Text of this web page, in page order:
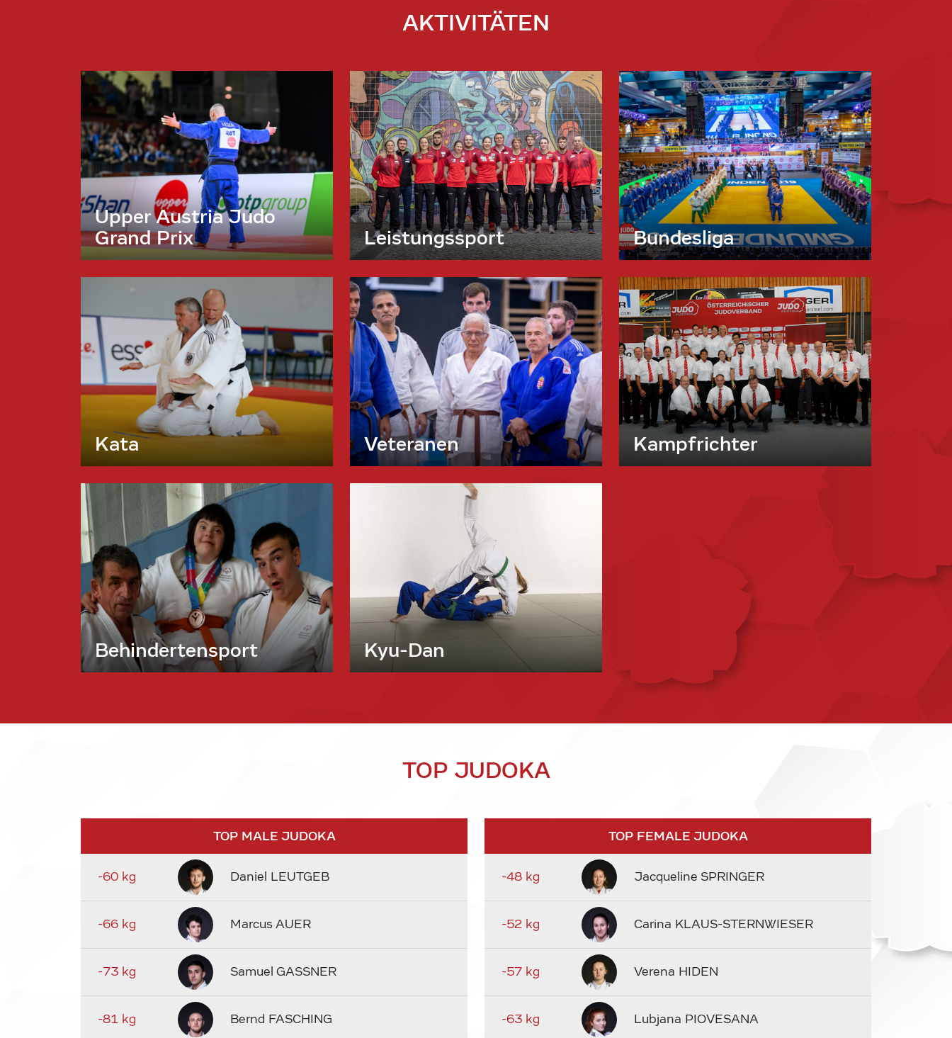
AKTIVITÄTEN
Upper Austria Judo
Grand Prix
Leistungssport Bundesliga
Kata Veteranen Kampfrichter
Behindertensport Kyu-Dan
TOP JUDOKA
TOP MALE JUDOKA
-60 kg Daniel LEUTGEB
-66 kg Marcus AUER
-73 kg Samuel GASSNER
-81 kg Bernd FASCHING
TOP FEMALE JUDOKA
-48 kg Jacqueline SPRINGER
-52 kg Carina KLAUS-STERNWIESER
-57 kg Verena HIDEN
-63 kg Lubjana PIOVESANA